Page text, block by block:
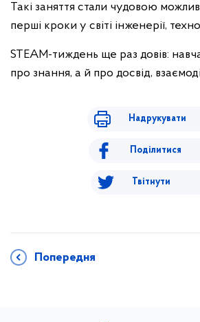
Такі заняття стали чудовою
перші кроки у світі інженерії,
STEAM-тиждень ще раз довів:
про знання, а й про досвід,
Надрукувати
Поділитися
Твітнути
Попередня